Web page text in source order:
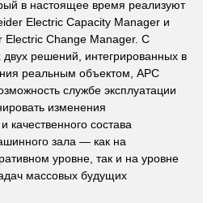
в настоящее время реализуют
Electric Capacity Manager и
Electric Change Manager. С
двух решений, интегрированных в
реальным объектом, АРС
службе эксплуатации
изменения
качественного состава
зала — как на
уровне, так и на уровне
массовых будущих